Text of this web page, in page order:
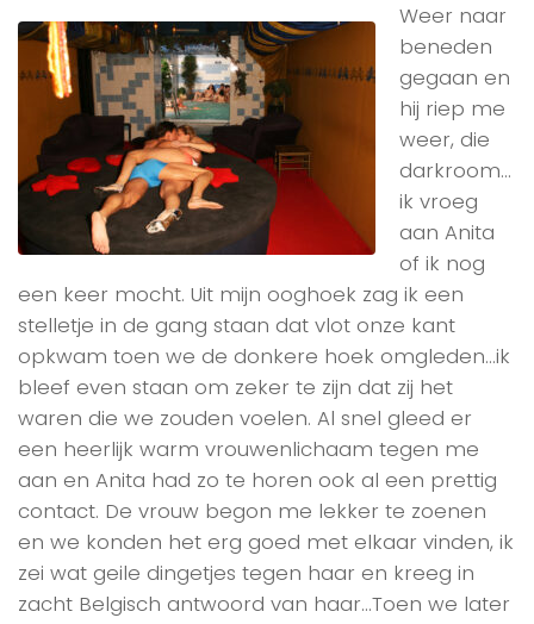
Weer naar
beneden
gegaan en
hij riep me
weer, die
darkroom…
ik vroeg
aan Anita
of ik nog
een keer mocht. Uit mijn ooghoek zag ik een
stelletje in de gang staan dat vlot onze kant
opkwam toen we de donkere hoek omgleden…ik
bleef even staan om zeker te zijn dat zij het
waren die we zouden voelen. Al snel gleed er
een heerlijk warm vrouwenlichaam tegen me
aan en Anita had zo te horen ook al een prettig
contact. De vrouw begon me lekker te zoenen
en we konden het erg goed met elkaar vinden, ik
zei wat geile dingetjes tegen haar en kreeg in
zacht Belgisch antwoord van haar…Toen we later